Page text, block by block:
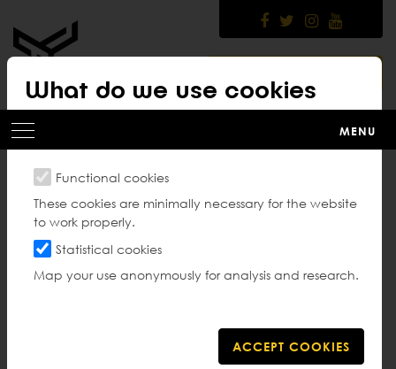
main
content
What do we use cookies
for?
Functional cookies
These cookies are minimally necessary for the website
to work properly.
Statistical cookies
Map your use anonymously for analysis and research.
MENU
Selectiecriteria
poomsae
Het hoogste doel van een poomsae-wedstrijdatleet
is deelname aan een Europees- en/of